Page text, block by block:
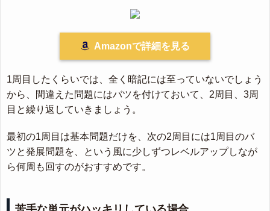
Amazonで詳細を見る
1周目したくらいでは、全く暗記には至っていないでしょう
から、間違えた問題にはバツを付けておいて、2周目、3周
目と繰り返していきましょう。
最初の1周目は基本問題だけを、次の2周目には1周目のバ
ツと発展問題を、という風に少しずつレベルアップしなが
ら何周も回すのがおすすめです。